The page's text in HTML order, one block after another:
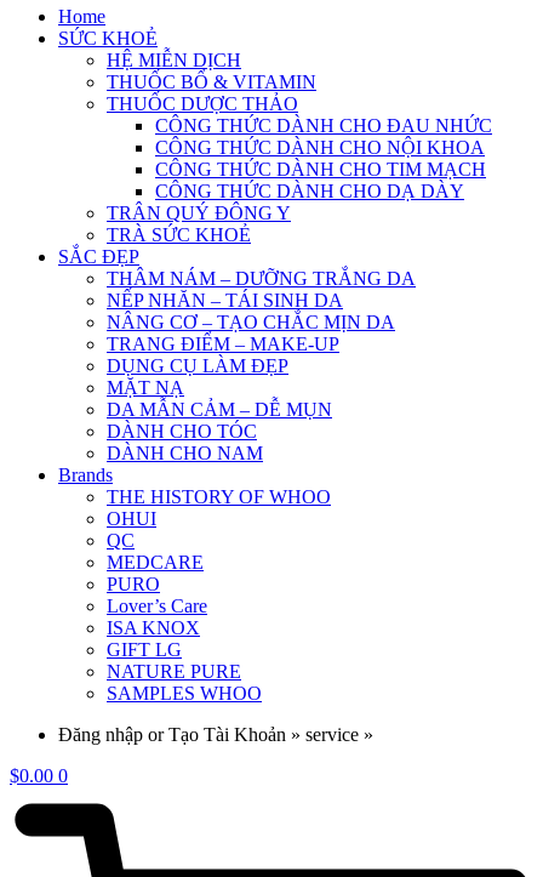
Home
SỨC KHOẺ
HỆ MIỄN DỊCH
THUỐC BỔ & VITAMIN
THUỐC DƯỢC THẢO
CÔNG THỨC DÀNH CHO ĐAU NHỨC
CÔNG THỨC DÀNH CHO NỘI KHOA
CÔNG THỨC DÀNH CHO TIM MẠCH
CÔNG THỨC DÀNH CHO DẠ DÀY
TRÂN QUÝ ĐÔNG Y
TRÀ SỨC KHOẺ
SẮC ĐẸP
THÂM NÁM – DƯỠNG TRẮNG DA
NẾP NHĂN – TÁI SINH DA
NÂNG CƠ – TẠO CHẮC MỊN DA
TRANG ĐIỂM – MAKE-UP
DỤNG CỤ LÀM ĐẸP
MẶT NẠ
DA MẪN CẢM – DỄ MỤN
DÀNH CHO TÓC
DÀNH CHO NAM
Brands
THE HISTORY OF WHOO
OHUI
QC
MEDCARE
PURO
Lover’s Care
ISA KNOX
GIFT LG
NATURE PURE
SAMPLES WHOO
Đăng nhập or Tạo Tài Khoản » service »
$0.00 0